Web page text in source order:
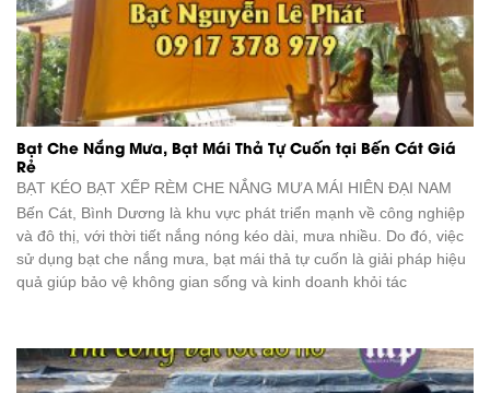
Bạt Che Nắng Mưa, Bạt Mái Thả Tự Cuốn tại Bến Cát Giá
Rẻ
BẠT KÉO BẠT XẾP RÈM CHE NẮNG MƯA MÁI HIÊN ĐẠI NAM
Bến Cát, Bình Dương là khu vực phát triển mạnh về công nghiệp
và đô thị, với thời tiết nắng nóng kéo dài, mưa nhiều. Do đó, việc
sử dụng bạt che nắng mưa, bạt mái thả tự cuốn là giải pháp hiệu
quả giúp bảo vệ không gian sống và kinh doanh khỏi tác